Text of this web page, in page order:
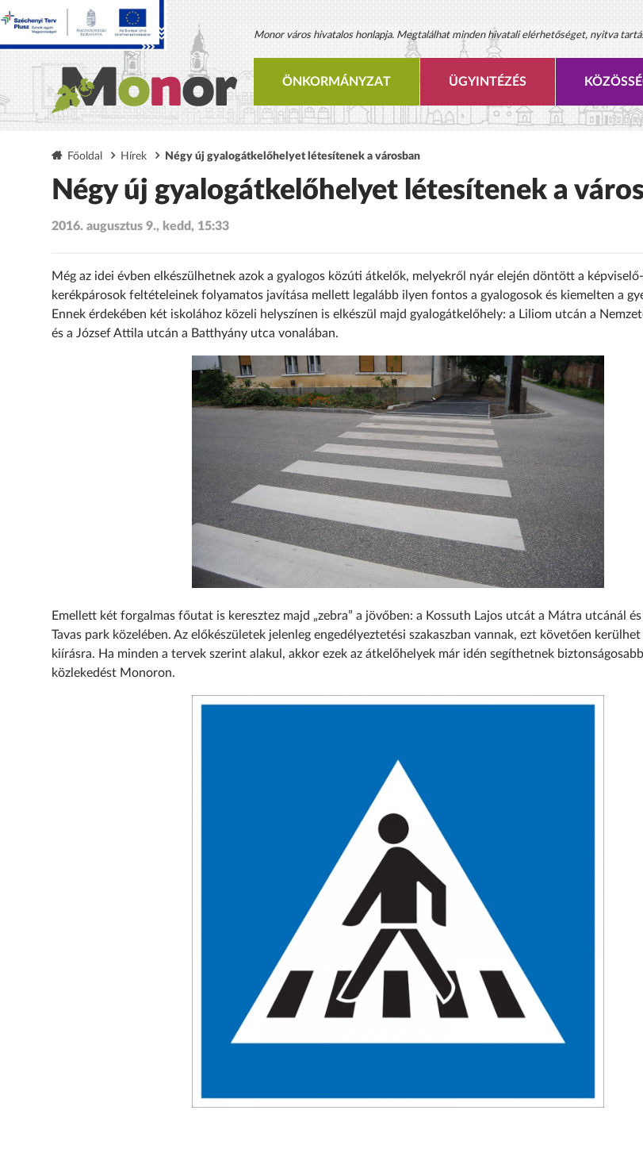
Monor város hivatalos honlapja. Megtalálhat minden hivatali elérhetőséget, nyitva
ÖNKORMÁNYZAT ÜGYINTÉZÉS
Főoldal Hírek Négy új gyalogátkelőhelyet létesítenek a városban
Négy új gyalogátkelőhelyet létesítenek a
2016. augusztus 9., kedd, 15:33
Még az idei évben elkészülhetnek azok a gyalogos közúti átkelők, melyekről nyár elején döntött a
kerékpárosok feltételeinek folyamatos javítása mellett legalább ilyen fontos a gyalogosok és kiemelten a
Ennek érdekében két iskolához közeli helyszínen is elkészül majd gyalogátkelőhely: a Liliom utcán a
és a József Attila utcán a Batthyány utca vonalában.
Emellett két forgalmas főutat is keresztez majd „zebra” a jövőben: a Kossuth Lajos utcát a Mátra utcánál
Tavas park közelében. Az előkészületek jelenleg engedélyeztetési szakaszban vannak, ezt követően
kiírásra. Ha minden a tervek szerint alakul, akkor ezek az átkelőhelyek már idén segíthetnek
közlekedést Monoron.